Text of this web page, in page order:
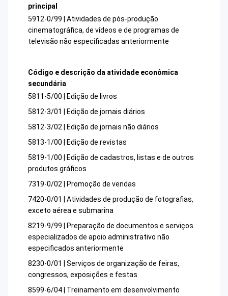
principal
5912-0/99 | Atividades de pós-produção
cinematográfica, de vídeos e de programas de
televisão não especificadas anteriormente
Código e descrição da atividade econômica
secundária
5811-5/00 | Edição de livros
5812-3/01 | Edição de jornais diários
5812-3/02 | Edição de jornais não diários
5813-1/00 | Edição de revistas
5819-1/00 | Edição de cadastros, listas e de outros
produtos gráficos
7319-0/02 | Promoção de vendas
7420-0/01 | Atividades de produção de fotografias,
exceto aérea e submarina
8219-9/99 | Preparação de documentos e serviços
especializados de apoio administrativo não
especificados anteriormente
8230-0/01 | Serviços de organização de feiras,
congressos, exposições e festas
8599-6/04 | Treinamento em desenvolvimento